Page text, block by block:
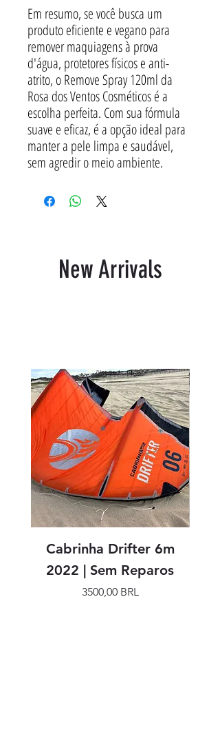
Em resumo, se você busca um
produto eficiente e vegano para
remover maquiagens à prova
d'água, protetores físicos e anti-
atrito, o Remove Spray 120ml da
Rosa dos Ventos Cosméticos é a
escolha perfeita. Com sua fórmula
suave e eficaz, é a opção ideal para
manter a pele limpa e saudável,
sem agredir o meio ambiente.
New Arrivals
Cabrinha Drifter 6m
2022 | Sem Reparos
Precio
3500,00 BRL